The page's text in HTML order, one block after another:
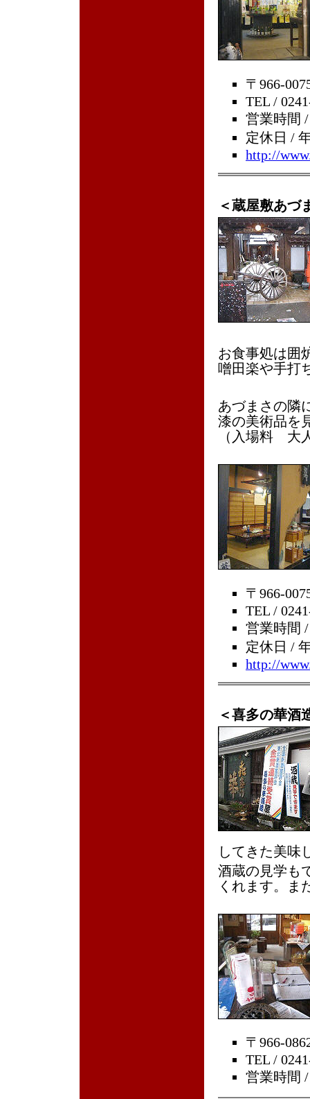
〒966-
TEL /
営業時間
定休日 /
http://
＜蔵屋敷あづ
お食事処は囲
噌田楽や手打
あづまさの隣
漆の美術品を
（入場料 大
〒966-
TEL /
営業時間
定休日 /
http://
＜喜多の華酒
してきた美味
酒蔵の見学も
くれます。ま
〒966-
TEL /
営業時間